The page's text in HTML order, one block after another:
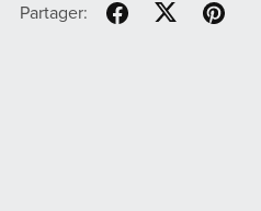
Partager: